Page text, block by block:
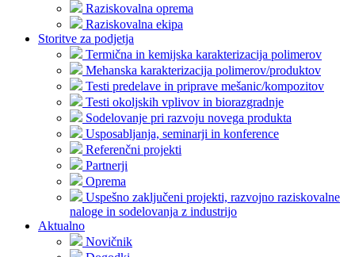
Raziskovalna oprema
Raziskovalna ekipa
Storitve za podjetja
Termična in kemijska karakterizacija polimerov
Mehanska karakterizacija polimerov/produktov
Testi predelave in priprave mešanic/kompozitov
Testi okoljskih vplivov in biorazgradnje
Sodelovanje pri razvoju novega produkta
Usposabljanja, seminarji in konference
Referenčni projekti
Partnerji
Oprema
Uspešno zaključeni projekti, razvojno raziskovalne
naloge in sodelovanja z industrijo
Aktualno
Novičnik